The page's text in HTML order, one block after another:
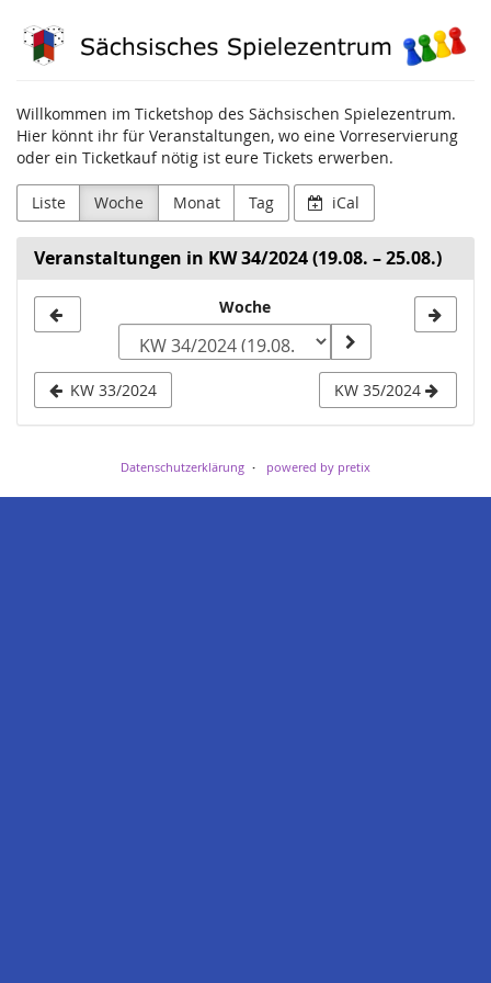
Haupt-
Inhalt
Sächsisches
Willkommen im Ticketshop des Sächsischen Spielezentrum.
Hier könnt ihr für Veranstaltungen, wo eine Vorreservierung
oder ein Ticketkauf nötig ist eure Tickets erwerben.
Liste Woche Monat Tag iCal
Veranstaltungen in KW 34/2024 (19.08. – 25.08.)
zur
Anzeige
auswählen
Woche
KW 33/2024 KW 35/2024
Datenschutzerklärung powered by pretix